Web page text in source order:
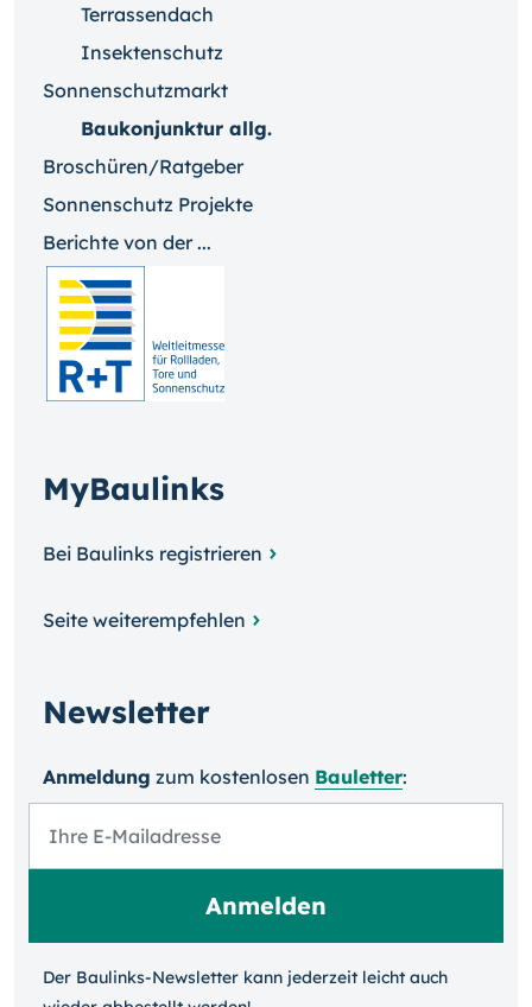
Terrassendach
Insektenschutz
Sonnenschutzmarkt
Baukonjunktur allg.
Broschüren/Ratgeber
Sonnenschutz Projekte
Berichte von der ...
MyBaulinks
Bei Baulinks registrieren
Seite weiterempfehlen
Newsletter
Anmeldung zum kosten­losen Bauletter:
Der Baulinks-Newsletter kann jeder­zeit leicht auch